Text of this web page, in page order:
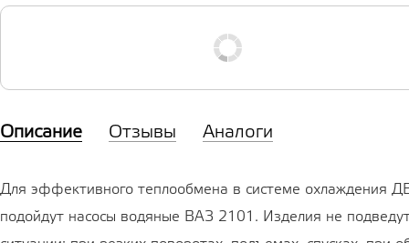
Описание Отзывы Аналоги
Для эффективного теплообмена в системе охлаждения
подойдут насосы водяные ВАЗ 2101. Изделия не